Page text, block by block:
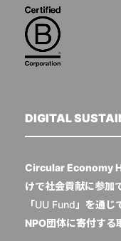
DIGITAL
Circular Economy
けで社会貢献に参加
「UU Fund 」を通じ
NPO団体に寄付する